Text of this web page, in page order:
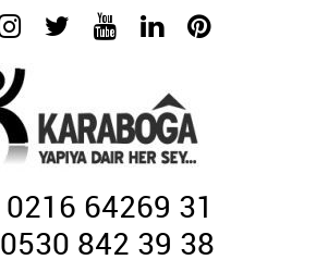
0216 64269 31
0530 842 39 38